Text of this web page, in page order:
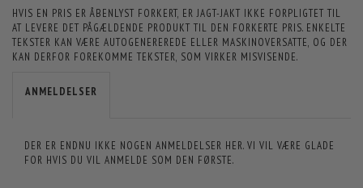
HVIS EN PRIS ER ÅBENLYST FORKERT, ER JAGT-JAKT IKKE FORPLIGTET TIL
AT LEVERE DET PÅGÆLDENDE PRODUKT TIL DEN FORKERTE PRIS. ENKELTE
TEKSTER KAN VÆRE AUTOGENEREREDE ELLER MASKINOVERSATTE, OG DER
KAN DERFOR FOREKOMME TEKSTER, SOM VIRKER MISVISENDE.
ANMELDELSER
DER ER ENDNU IKKE NOGEN ANMELDELSER HER. VI VIL VÆRE GLADE
FOR HVIS DU VIL ANMELDE SOM DEN FØRSTE.